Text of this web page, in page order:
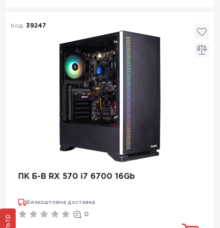
Код: 39247
ПК Б-В RX 570 i7 6700 16Gb
Безкоштовна доставка
0